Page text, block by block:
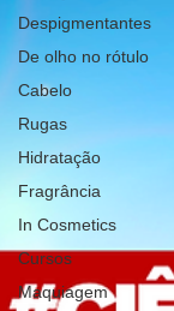
Despigmentantes
De olho no rótulo
Cabelo
Rugas
Hidratação
Fragrância
In Cosmetics
Cursos
Maquiagem